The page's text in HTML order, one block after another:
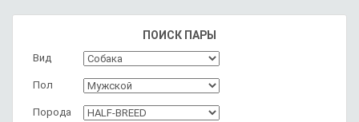
ПОИСК ПАРЫ
Вид
Пол
Порода